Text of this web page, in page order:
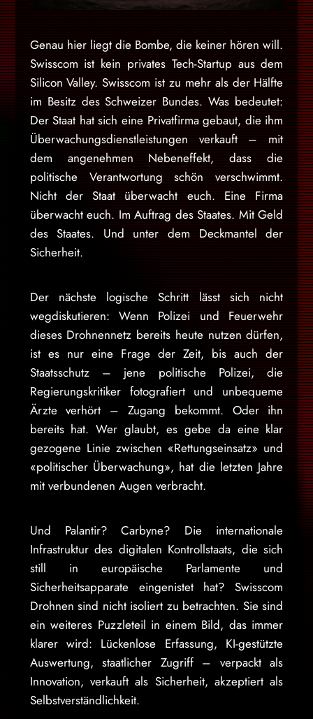
Genau hier liegt die Bombe, die keiner hören will.
Swisscom ist kein privates Tech-Startup aus dem
Silicon Valley. Swisscom ist zu mehr als der Hälfte
im Besitz des Schweizer Bundes. Was bedeutet:
Der Staat hat sich eine Privatfirma gebaut, die ihm
Überwachungsdienstleistungen verkauft – mit
dem angenehmen Nebeneffekt, dass die
politische Verantwortung schön verschwimmt.
Nicht der Staat überwacht euch. Eine Firma
überwacht euch. Im Auftrag des Staates. Mit Geld
des Staates. Und unter dem Deckmantel der
Sicherheit.
Der nächste logische Schritt lässt sich nicht
wegdiskutieren: Wenn Polizei und Feuerwehr
dieses Drohnennetz bereits heute nutzen dürfen,
ist es nur eine Frage der Zeit, bis auch der
Staatsschutz – jene politische Polizei, die
Regierungskritiker fotografiert und unbequeme
Ärzte verhört – Zugang bekommt. Oder ihn
bereits hat. Wer glaubt, es gebe da eine klar
gezogene Linie zwischen «Rettungseinsatz» und
«politischer Überwachung», hat die letzten Jahre
mit verbundenen Augen verbracht.
Und Palantir? Carbyne? Die internationale
Infrastruktur des digitalen Kontrollstaats, die sich
still in europäische Parlamente und
Sicherheitsapparate eingenistet hat? Swisscom
Drohnen sind nicht isoliert zu betrachten. Sie sind
ein weiteres Puzzleteil in einem Bild, das immer
klarer wird: Lückenlose Erfassung, KI-gestützte
Auswertung, staatlicher Zugriff – verpackt als
Innovation, verkauft als Sicherheit, akzeptiert als
Selbstverständlichkeit.